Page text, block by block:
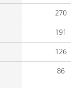
270
191
126
86